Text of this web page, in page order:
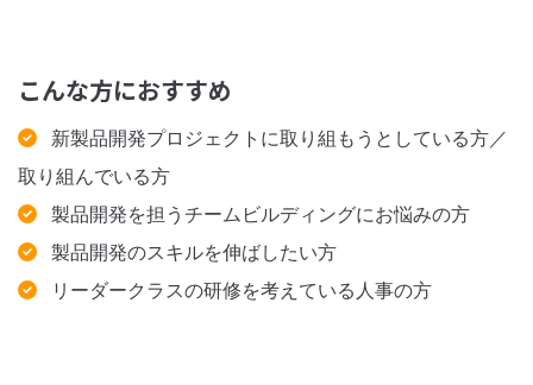
こんな方におすすめ
新製品開発プロジェクトに取り組もうとしている方／
取り組んでいる方
製品開発を担うチームビルディングにお悩みの方
製品開発のスキルを伸ばしたい方
リーダークラスの研修を考えている人事の方